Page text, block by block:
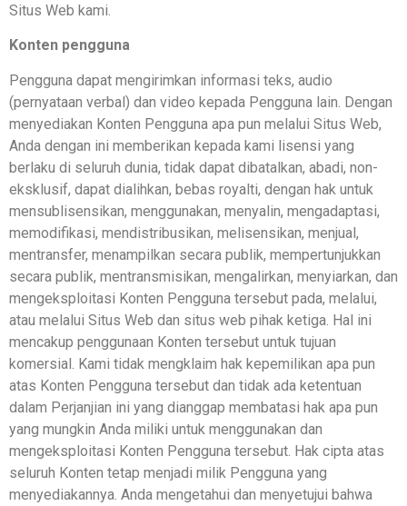
Situs Web kami.
Konten pengguna
Pengguna dapat mengirimkan informasi teks, audio
(pernyataan verbal) dan video kepada Pengguna lain. Dengan
menyediakan Konten Pengguna apa pun melalui Situs Web,
Anda dengan ini memberikan kepada kami lisensi yang
berlaku di seluruh dunia, tidak dapat dibatalkan, abadi, non-
eksklusif, dapat dialihkan, bebas royalti, dengan hak untuk
mensublisensikan, menggunakan, menyalin, mengadaptasi,
memodifikasi, mendistribusikan, melisensikan, menjual,
mentransfer, menampilkan secara publik, mempertunjukkan
secara publik, mentransmisikan, mengalirkan, menyiarkan, dan
mengeksploitasi Konten Pengguna tersebut pada, melalui,
atau melalui Situs Web dan situs web pihak ketiga. Hal ini
mencakup penggunaan Konten tersebut untuk tujuan
komersial. Kami tidak mengklaim hak kepemilikan apa pun
atas Konten Pengguna tersebut dan tidak ada ketentuan
dalam Perjanjian ini yang dianggap membatasi hak apa pun
yang mungkin Anda miliki untuk menggunakan dan
mengeksploitasi Konten Pengguna tersebut. Hak cipta atas
seluruh Konten tetap menjadi milik Pengguna yang
menyediakannya. Anda mengetahui dan menyetujui bahwa